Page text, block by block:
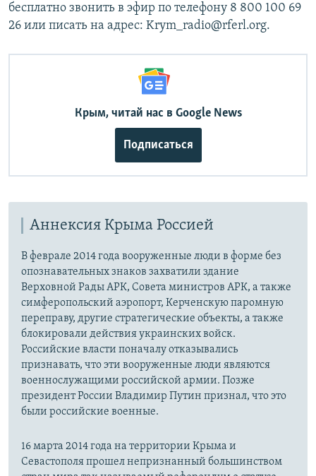
бесплатно звонить в эфир по телефону 8 800 100 69
26 или писать на адрес: Krym_radio@rferl.org.
Крым, читай нас в Google News
Подписаться
Аннексия Крыма Россией
В феврале 2014 года вооруженные люди в форме без
опознавательных знаков захватили здание
Верховной Рады АРК, Совета министров АРК, а также
симферопольский аэропорт, Керченскую паромную
переправу, другие стратегические объекты, а также
блокировали действия украинских войск.
Российские власти поначалу отказывались
признавать, что эти вооруженные люди являются
военнослужащими российской армии. Позже
президент России Владимир Путин признал, что это
были российские военные.
16 марта 2014 года на территории Крыма и
Севастополя прошел непризнанный большинством